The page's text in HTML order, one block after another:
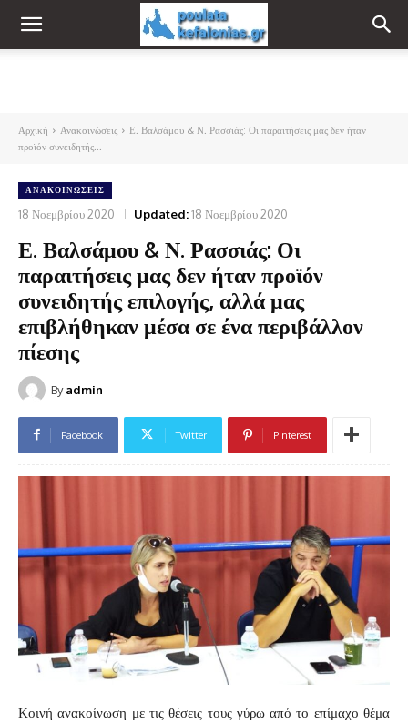
Αρχική Ανακοινώσεις
Ε. Βαλσάμου & Ν. Ρασσιάς: Οι παραιτήσεις μας δεν ήταν
προϊόν συνειδητής...
ΑΝΑΚΟΙΝΏΣΕΙΣ
18 Νοεμβρίου 2020 Updated:18 Νοεμβρίου 2020
Ε. Βαλσάμου & Ν. Ρασσιάς: Οι
παραιτήσεις μας δεν ήταν προϊόν
συνειδητής επιλογής, αλλά μας
επιβλήθηκαν μέσα σε ένα περιβάλλον
πίεσης
By admin
Facebook Twitter Pinterest
Κοινή ανακοίνωση με τις θέσεις τους γύρω από το επίμαχο θέμα